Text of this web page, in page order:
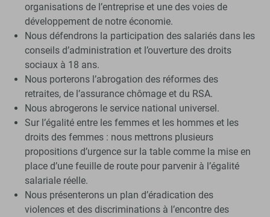
organisations de l’entreprise et une des voies de
développement de notre économie.
Nous défendrons la participation des salariés dans les
conseils d’administration et l’ouverture des droits
sociaux à 18 ans.
Nous porterons l’abrogation des réformes des
retraites, de l’assurance chômage et du RSA.
Nous abrogerons le service national universel.
Sur l’égalité entre les femmes et les hommes et les
droits des femmes : nous mettrons plusieurs
propositions d’urgence sur la table comme la mise en
place d’une feuille de route pour parvenir à l’égalité
salariale réelle.
Nous présenterons un plan d’éradication des
violences et des discriminations à l’encontre des